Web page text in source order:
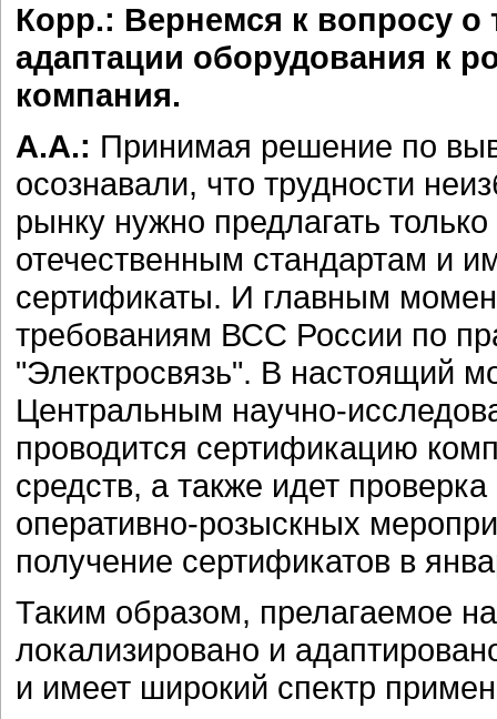
Корр.: Вернемся к вопросу
адаптации оборудования к
компания.
А.А.: Принимая решение по
осознавали, что трудности
рынку нужно предлагать
отечественным стандартам и
сертификаты. И главным
требованиям ВСС России по
"Электросвязь". В настоящий
Центральным научно-
проводится сертификацию
средств, а также идет
оперативно-розыскных
получение сертификатов в
Таким образом, прелагаемое
локализировано и
и имеет широкий спектр